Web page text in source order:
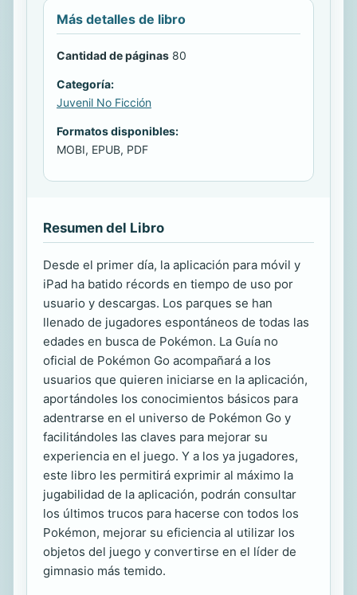
Más detalles de libro
Cantidad de páginas 80
Categoría:
Juvenil No Ficción
Formatos disponibles:
MOBI, EPUB, PDF
Resumen del Libro
Desde el primer día, la aplicación para móvil y
iPad ha batido récords en tiempo de uso por
usuario y descargas. Los parques se han
llenado de jugadores espontáneos de todas las
edades en busca de Pokémon. La Guía no
oficial de Pokémon Go acompañará a los
usuarios que quieren iniciarse en la aplicación,
aportándoles los conocimientos básicos para
adentrarse en el universo de Pokémon Go y
facilitándoles las claves para mejorar su
experiencia en el juego. Y a los ya jugadores,
este libro les permitirá exprimir al máximo la
jugabilidad de la aplicación, podrán consultar
los últimos trucos para hacerse con todos los
Pokémon, mejorar su eficiencia al utilizar los
objetos del juego y convertirse en el líder de
gimnasio más temido.